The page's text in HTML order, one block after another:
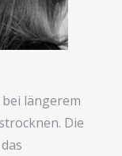
längerem
Die